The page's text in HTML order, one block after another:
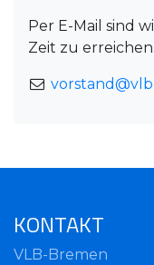
Per E-Mail sind
Zeit zu erreichen.
KONTAKT
VLB-Bremen